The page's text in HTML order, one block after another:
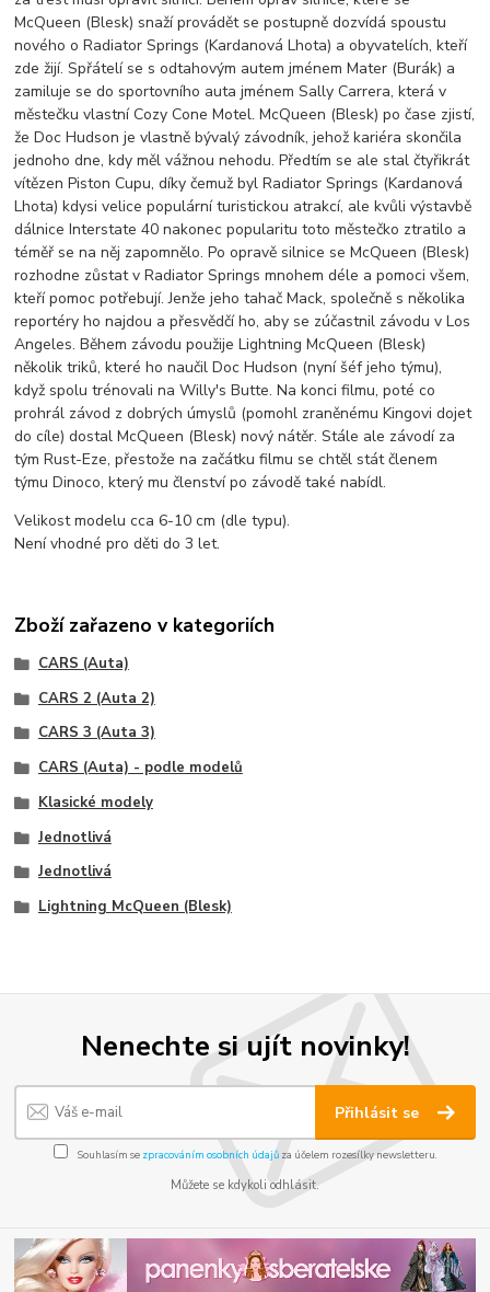
McQueen (Blesk) snaží provádět se postupně dozvídá spoustu
nového o Radiator Springs (Kardanová Lhota) a obyvatelích, kteří
zde žijí. Spřátelí se s odtahovým autem jménem Mater (Burák) a
zamiluje se do sportovního auta jménem Sally Carrera, která v
městečku vlastní Cozy Cone Motel. McQueen (Blesk) po čase zjistí,
že Doc Hudson je vlastně bývalý závodník, jehož kariéra skončila
jednoho dne, kdy měl vážnou nehodu. Předtím se ale stal čtyřikrát
vítězen Piston Cupu, díky čemuž byl Radiator Springs (Kardanová
Lhota) kdysi velice populární turistickou atrakcí, ale kvůli výstavbě
dálnice Interstate 40 nakonec popularitu toto městečko ztratilo a
téměř se na něj zapomnělo. Po opravě silnice se McQueen (Blesk)
rozhodne zůstat v Radiator Springs mnohem déle a pomoci všem,
kteří pomoc potřebují. Jenže jeho tahač Mack, společně s několika
reportéry ho najdou a přesvědčí ho, aby se zúčastnil závodu v Los
Angeles. Během závodu použije Lightning McQueen (Blesk)
několik triků, které ho naučil Doc Hudson (nyní šéf jeho týmu),
když spolu trénovali na Willy's Butte. Na konci filmu, poté co
prohrál závod z dobrých úmyslů (pomohl zraněnému Kingovi dojet
do cíle) dostal McQueen (Blesk) nový nátěr. Stále ale závodí za
tým Rust-Eze, přestože na začátku filmu se chtěl stát členem
týmu Dinoco, který mu členství po závodě také nabídl.
Velikost modelu cca 6-10 cm (dle typu).
Není vhodné pro děti do 3 let.
Zboží zařazeno v kategoriích
CARS (Auta)
CARS 2 (Auta 2)
CARS 3 (Auta 3)
CARS (Auta) - podle modelů
Klasické modely
Jednotlivá
Jednotlivá
Lightning McQueen (Blesk)
Nenechte si ujít novinky!
Přihlásit se
Souhlasím se zpracováním osobních údajůza účelem rozesílky newsletteru.
Můžete se kdykoli odhlásit.